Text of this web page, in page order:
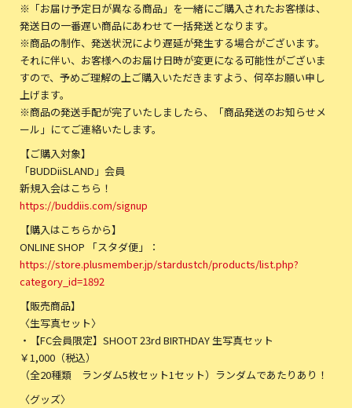
※「お届け予定日が異なる商品」を一緒にご購入されたお客様は、
発送日の一番遅い商品にあわせて一括発送となります。
※商品の制作、発送状況により遅延が発生する場合がございます。
それに伴い、お客様へのお届け日時が変更になる可能性がございま
すので、予めご理解の上ご購入いただきますよう、何卒お願い申し
上げます。
※商品の発送手配が完了いたしましたら、「商品発送のお知らせメ
ール」にてご連絡いたします。
【ご購入対象】
「BUDDiiSLAND」会員
新規入会はこちら！
https://buddiis.com/signup
【購入はこちらから】
ONLINE SHOP 「スタダ便」：
https://store.plusmember.jp/stardustch/products/list.php?
category_id=1892
【販売商品】
〈生写真セット〉
・【FC会員限定】SHOOT 23rd BIRTHDAY 生写真セット
￥1,000（税込）
（全20種類 ランダム5枚セット1セット）ランダムであたりあり！
〈グッズ〉